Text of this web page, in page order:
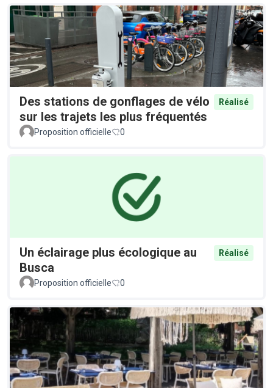
Des stations de gonflages de vélo
sur les trajets les plus fréquentés
Réalisé
Proposition officielle 0
Un éclairage plus écologique au
Busca
Réalisé
Proposition officielle 0